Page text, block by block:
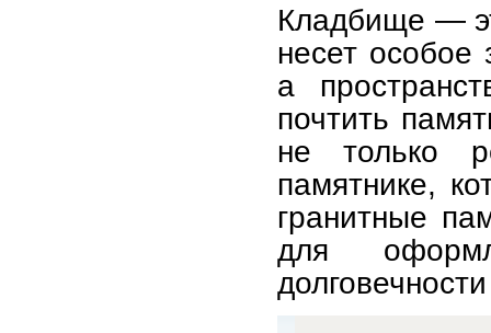
Кладбище —
несет особое
а
почтить
не только
памятнике,
гранитные
для